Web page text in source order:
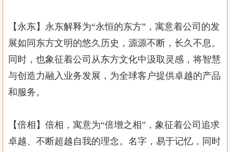
【永东】永东解释为“永恒的东方”，寓意着公司的发
展如同东方文明的悠久历史，源源不断，长久不息。
同时，也象征着公司从东方文化中汲取灵感，将智慧
与创造力融入业务发展，为全球客户提供卓越的产品
和服务。
【倍相】倍相，寓意为“倍增之相”，象征着公司追求
卓越、不断超越自我的理念。名字，易于记忆，同时